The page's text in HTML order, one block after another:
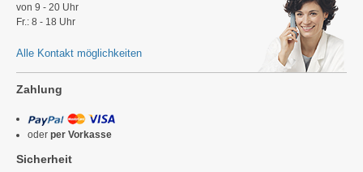
von 9 - 20 Uhr
Fr.: 8 - 18 Uhr
Alle Kontakt möglichkeiten
Zahlung
oder per Vorkasse
Sicherheit